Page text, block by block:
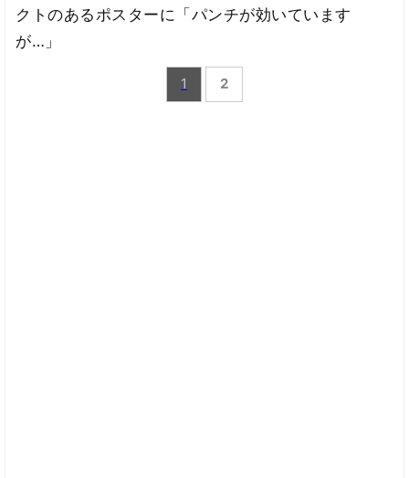
クトのあるポスターに「パンチが効いています
が…」
1 2